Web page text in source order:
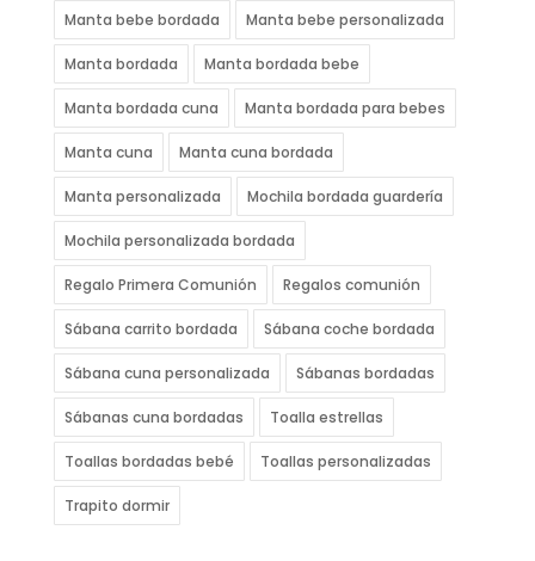
Manta bebe bordada Manta bebe personalizada
Manta bordada Manta bordada bebe
Manta bordada cuna Manta bordada para bebes
Manta cuna Manta cuna bordada
Manta personalizada Mochila bordada guardería
Mochila personalizada bordada
Regalo Primera Comunión Regalos comunión
Sábana carrito bordada Sábana coche bordada
Sábana cuna personalizada Sábanas bordadas
Sábanas cuna bordadas Toalla estrellas
Toallas bordadas bebé Toallas personalizadas
Trapito dormir